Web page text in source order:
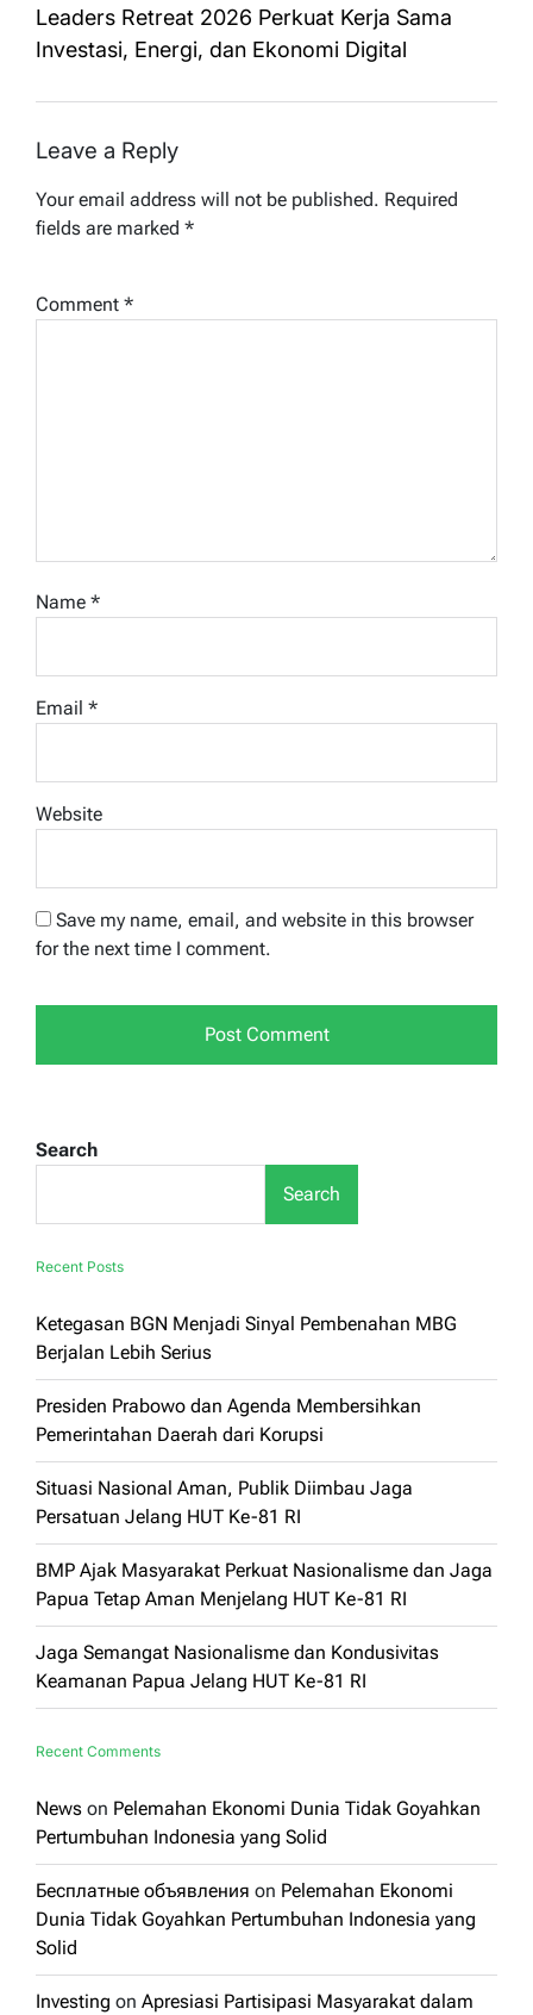
Leaders Retreat 2026 Perkuat Kerja Sama
Investasi, Energi, dan Ekonomi Digital
Leave a Reply
Your email address will not be published. Required
fields are marked *
Comment *
Name *
Email *
Website
Save my name, email, and website in this browser
for the next time I comment.
Search
Search
Recent Posts
Ketegasan BGN Menjadi Sinyal Pembenahan MBG
Berjalan Lebih Serius
Presiden Prabowo dan Agenda Membersihkan
Pemerintahan Daerah dari Korupsi
Situasi Nasional Aman, Publik Diimbau Jaga
Persatuan Jelang HUT Ke-81 RI
BMP Ajak Masyarakat Perkuat Nasionalisme dan Jaga
Papua Tetap Aman Menjelang HUT Ke-81 RI
Jaga Semangat Nasionalisme dan Kondusivitas
Keamanan Papua Jelang HUT Ke-81 RI
Recent Comments
News on Pelemahan Ekonomi Dunia Tidak Goyahkan
Pertumbuhan Indonesia yang Solid
Бесплатные объявления on Pelemahan Ekonomi
Dunia Tidak Goyahkan Pertumbuhan Indonesia yang
Solid
Investing on Apresiasi Partisipasi Masyarakat dalam